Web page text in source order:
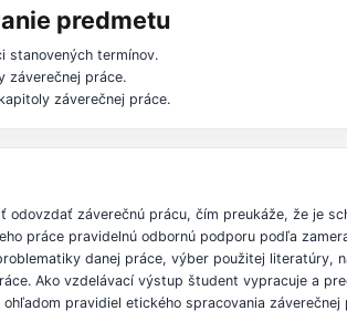
predmetu
stanovených termínov.
záverečnej práce.
záverečnej práce.
odovzdať záverečnú prácu, čím preukáže, že je
práce pravidelnú odbornú podporu podľa
danej práce, výber použitej literatúry,
Ako vzdelávací výstup študent vypracuje a
pravidiel etického spracovania